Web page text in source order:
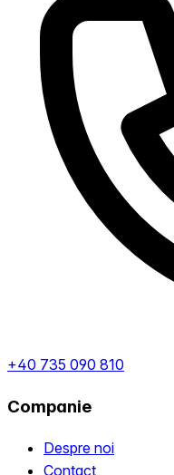
+40 735 090 810
Companie
Despre noi
Contact